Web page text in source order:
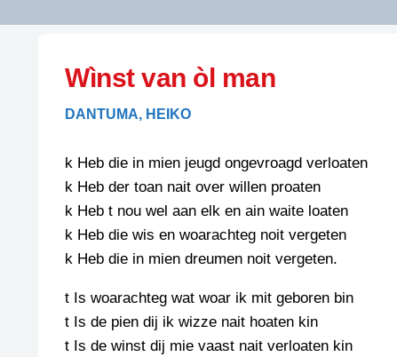
HAIKU’S
LIMERICKS
SCHRIEFWEDSTRIED
FLYER
PERSBERICHT
SCHRIEFWEDSTRIED
FLYER
INZENDENS
SCHRIEFWEDSTRIED
SCHRIEFWEDSTRIED
BIENOAMEN
LEGENDEN
RECEPTEN
SPREUKEN
VEURDRACHTEN
SPELLENSCONTROLE
SCHRIEFREGELS
KREUZE
PAZZIPANTEN
Wìnst van òl man
DANTUMA, HEIKO
k Heb die in mien jeugd ongevroagd verloaten
k Heb der toan nait over willen proaten
k Heb t nou wel aan elk en ain waite loaten
k Heb die wis en woarachteg noit vergeten
k Heb die in mien dreumen noit vergeten.
t Is woarachteg wat woar ik mit geboren bin
t Is de pien dij ik wizze nait hoaten kin
t Is de winst dij mie vaast nait verloaten kin